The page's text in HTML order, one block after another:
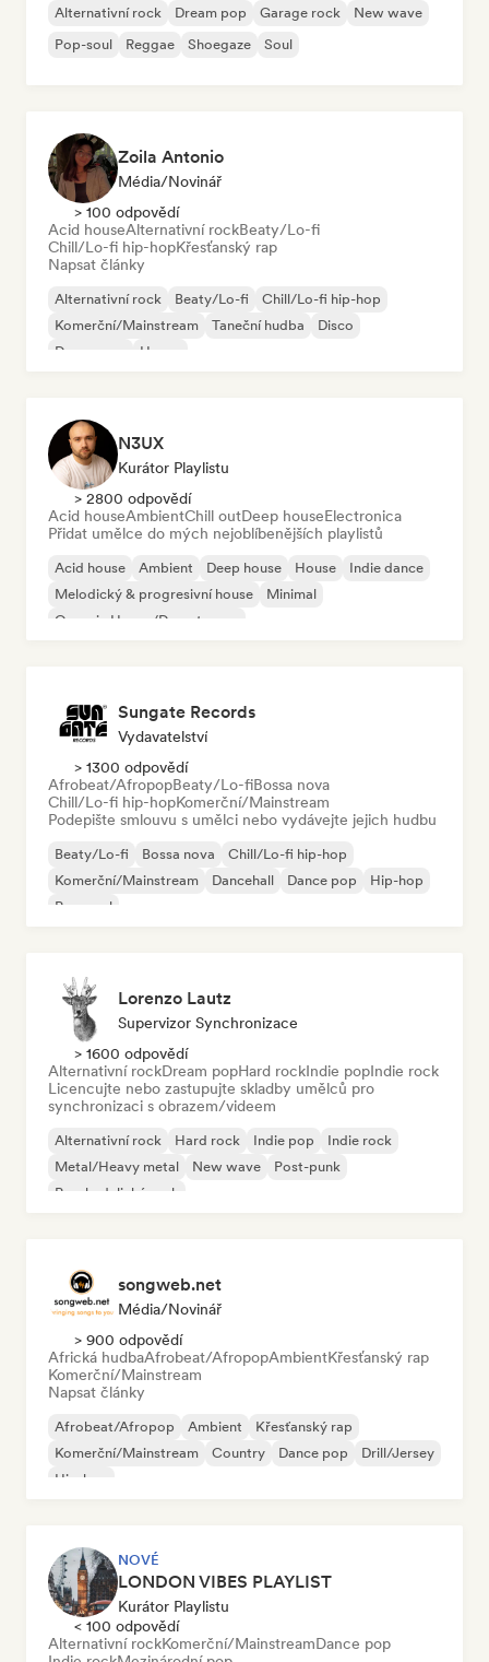
Alternativní rock Dream pop Garage rock
New wave
Pop-soul
Reggae Shoegaze Soul
Zoila Antonio
Média/novinář
> 100 odpovědí
Acid houseAlternativní rockBeaty/Lo-fi
Chill/Lo-fi hip-hopKřesťanský rap
Napsat články
Alternativní rock Beaty/Lo-fi
Chill/Lo-fi hip-hop
Komerční/Mainstream
Taneční hudba
Disco
Dream pop
House
N3UX
Kurátor Playlistu
> 2800 odpovědí
Acid houseAmbientChill outDeep houseElectronica
Přidat umělce do mých nejoblíbenějších playlistů
Acid house Ambient Deep house House
Indie dance
Melodický & progresivní house
Minimal
Organic House/Downtempo
Sungate Records
Vydavatelství
> 1300 odpovědí
Afrobeat/AfropopBeaty/Lo-fiBossa nova
Chill/Lo-fi hip-hopKomerční/Mainstream
Podepište smlouvu s umělci nebo vydávejte jejich hudbu
Beaty/Lo-fi Bossa nova
Chill/Lo-fi hip-hop
Komerční/Mainstream
Dancehall Dance pop
Hip-hop
Pop-soul
Lorenzo Lautz
Supervizor Synchronizace
> 1600 odpovědí
Alternativní rockDream popHard rockIndie popIndie rock
Licencujte nebo zastupujte skladby umělců pro
synchronizaci s obrazem/videem
Alternativní rock Hard rock Indie pop
Indie rock
Metal/Heavy metal
New wave
Post-punk
Psychedelický rock
songweb.net
Média/novinář
> 900 odpovědí
Africká hudbaAfrobeat/AfropopAmbientKřesťanský rap
Komerční/Mainstream
Napsat články
Afrobeat/Afropop Ambient
Křesťanský rap
Komerční/Mainstream
Country Dance pop
Drill/Jersey
Hip-hop
NOVÉ
LONDON VIBES PLAYLIST
Kurátor Playlistu
< 100 odpovědí
Alternativní rockKomerční/MainstreamDance pop